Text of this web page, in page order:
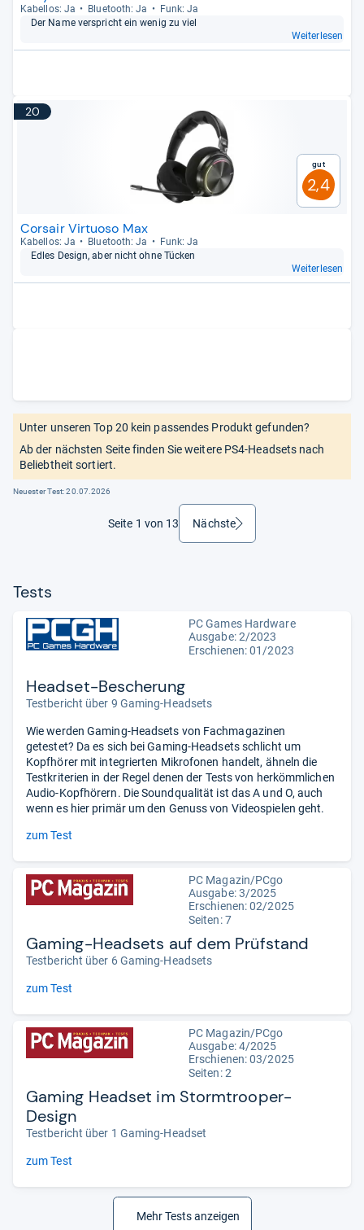
Kabel­los: Ja Blue­tooth: Ja
Funk: Ja
Der Name ver­spricht ein wenig zu viel
Weiterlesen
20
Gut
2,4
Corsair Virtuoso Max
Kabel­los: Ja Blue­tooth: Ja
Funk: Ja
Edles Design, aber nicht ohne Tücken
Weiterlesen
Unter unseren Top 20 kein passendes Produkt gefunden?
Ab der nächsten Seite finden Sie weitere PS4-Headsets nach
Beliebtheit sortiert.
Neuester Test:20.07.2026
Seite 1 von 13 Nächsteweiter
Tests
PC Games Hardware
Ausgabe: 2/2023
Erschienen: 01/2023
Headset-Bescherung
Testbericht über 9 Gaming-Headsets
Wie werden Gaming-Headsets von Fachmagazinen
getestet? Da es sich bei Gaming-Headsets schlicht um
Kopfhörer mit integrierten Mikrofonen handelt, ähneln die
Testkriterien in der Regel denen der Tests von herkömmlichen
Audio-Kopfhörern. Die Soundqualität ist das A und O, auch
wenn es hier primär um den Genuss von Videospielen geht.
zum Test
PC Magazin/PCgo
Ausgabe: 3/2025
Erschienen: 02/2025
Seiten: 7
Gaming-Headsets auf dem Prüfstand
Testbericht über 6 Gaming-Headsets
zum Test
PC Magazin/PCgo
Ausgabe: 4/2025
Erschienen: 03/2025
Seiten: 2
Gaming Headset im Stormtrooper-
Design
Testbericht über 1 Gaming-Headset
zum Test
Mehr Tests anzeigen